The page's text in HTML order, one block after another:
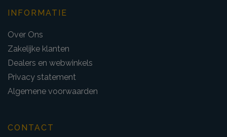
INFORMATIE
Over Ons
Zakelijke klanten
Dealers en webwinkels
Privacy statement
Algemene voorwaarden
CONTACT